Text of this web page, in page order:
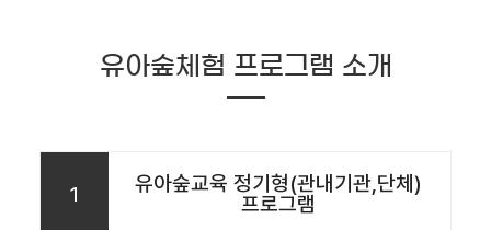
유아숲체험 프로그램 소개
1
유아숲교육 정기형(관내기관,단체)
프로그램